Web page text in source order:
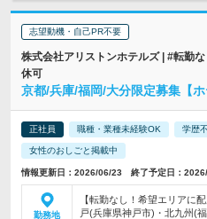
志望動機・自己PR不要
株式会社アリストンホテルズ | #転勤
休可
京都/兵庫/福岡/大分限定募集【
正社員 職種・業種未経験OK 学歴
女性のおしごと掲載中
情報更新日：2026/06/23 終了予定日：
勤務地
【転勤なし！希望エリアに
戸(兵庫県神戸市)・北九州(